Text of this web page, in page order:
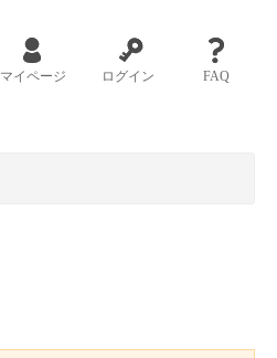
マイページ ログイン FAQ